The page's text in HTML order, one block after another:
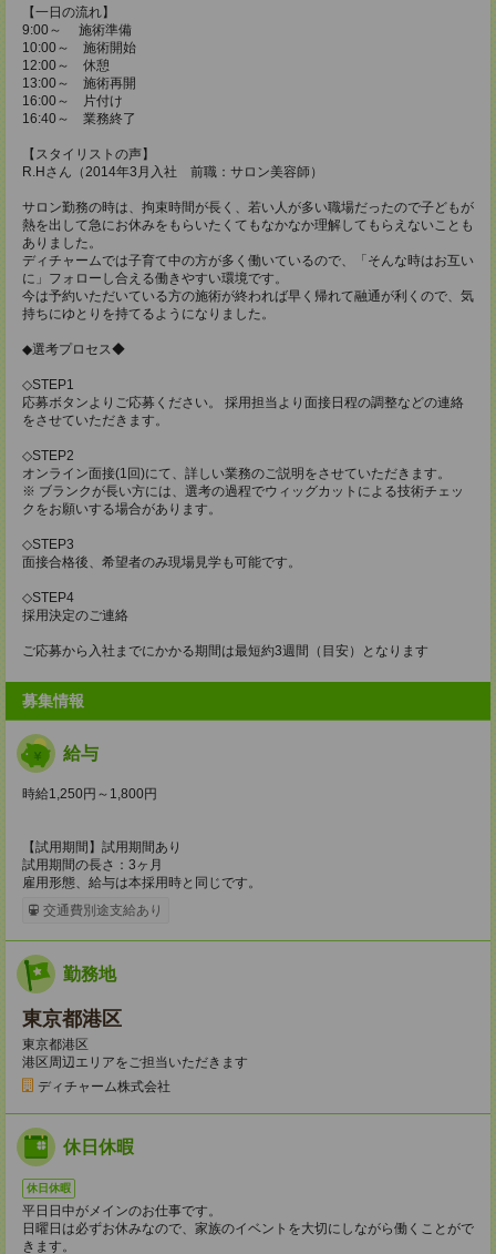
【一日の流れ】
9:00～ 施術準備
10:00～ 施術開始
12:00～ 休憩
13:00～ 施術再開
16:00～ 片付け
16:40～ 業務終了
【スタイリストの声】
R.Hさん（2014年3月入社 前職：サロン美容師）
サロン勤務の時は、拘束時間が長く、若い人が多い職場だったので子どもが
熱を出して急にお休みをもらいたくてもなかなか理解してもらえないことも
ありました。
ディチャームでは子育て中の方が多く働いているので、「そんな時はお互い
に」フォローし合える働きやすい環境です。
今は予約いただいている方の施術が終われば早く帰れて融通が利くので、気
持ちにゆとりを持てるようになりました。
◆選考プロセス◆
◇STEP1
応募ボタンよりご応募ください。 採用担当より面接日程の調整などの連絡
をさせていただきます。
◇STEP2
オンライン面接(1回)にて、詳しい業務のご説明をさせていただきます。
※ ブランクが長い方には、選考の過程でウィッグカットによる技術チェッ
クをお願いする場合があります。
◇STEP3
面接合格後、希望者のみ現場見学も可能です。
◇STEP4
採用決定のご連絡
ご応募から入社までにかかる期間は最短約3週間（目安）となります
募集情報
給与
時給1,250円～1,800円
【試用期間】試用期間あり
試用期間の長さ：3ヶ月
雇用形態、給与は本採用時と同じです。
交通費別途支給あり
勤務地
東京都港区
東京都港区
港区周辺エリアをご担当いただきます
ディチャーム株式会社
休日休暇
休日休暇
平日日中がメインのお仕事です。
日曜日は必ずお休みなので、家族のイベントを大切にしながら働くことがで
きます。